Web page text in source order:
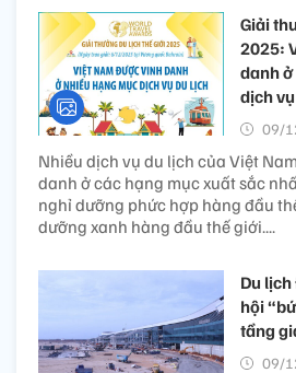
Giải
2025:
danh
dịch
09/
Nhiều dịch vụ du lịch của Việt
danh ở các hạng mục xuất sắc
nghỉ dưỡng phức hợp hàng đầu
dưỡng xanh hàng đầu thế giới....
Du
hội
tầng
09/